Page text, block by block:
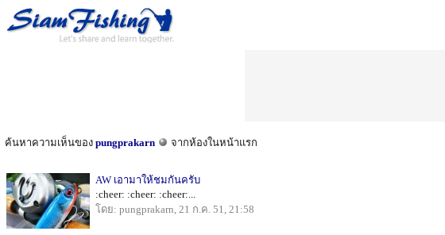
ค้นหาความเห็นของ pungprakarn จากห้องในหน้าแรก
AW เอามาให้ชมกันครับ
:cheer: :cheer: :cheer:...
โดย: pungprakarn, 21 ก.ค. 51, 21:58